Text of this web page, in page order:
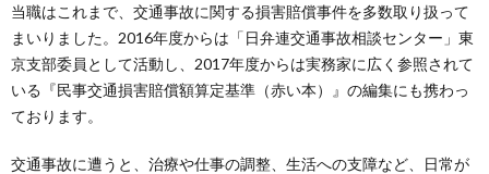
当職はこれまで、交通事故に関する損害賠償事件を多数取り扱って
まいりました。2016年度からは「日弁連交通事故相談センター」東
京支部委員として活動し、2017年度からは実務家に広く参照されて
いる『民事交通損害賠償額算定基準（赤い本）』の編集にも携わっ
ております。
交通事故に遭うと、治療や仕事の調整、生活への支障など、日常が